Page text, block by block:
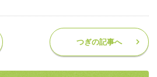
つぎの記事へ